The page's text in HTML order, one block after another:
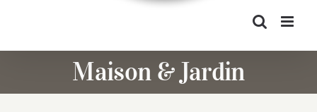
Maison & Jardin